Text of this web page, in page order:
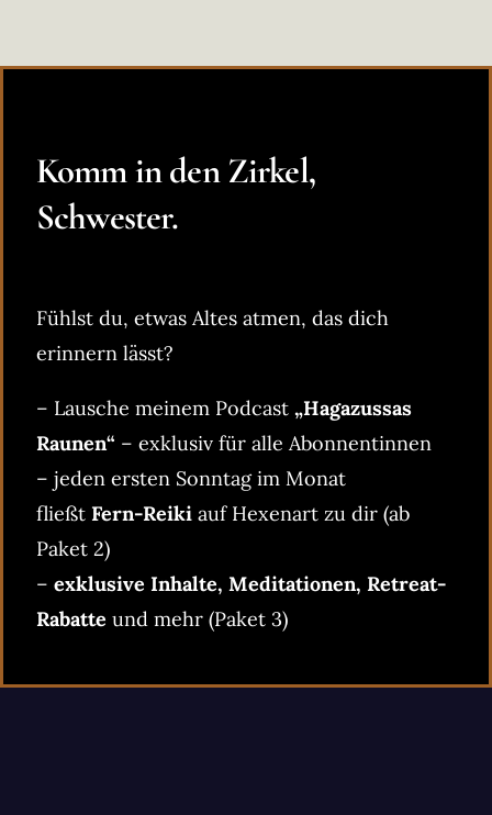
Komm in den Zirkel,
Schwester.
Fühlst du, etwas Altes atmen, das dich
erinnern lässt?
– Lausche meinem Podcast „Hagazussas
Raunen“ – exklusiv für alle Abonnentinnen
– jeden ersten Sonntag im Monat
fließt Fern-Reiki auf Hexenart zu dir (ab
Paket 2)
– exklusive Inhalte, Meditationen, Retreat-
Rabatte und mehr (Paket 3)